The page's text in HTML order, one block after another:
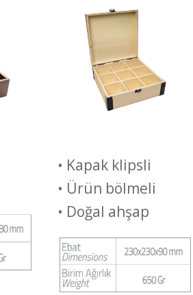
• Kapak klipsli
• Ürün bölmeli
• Doğal ahşap